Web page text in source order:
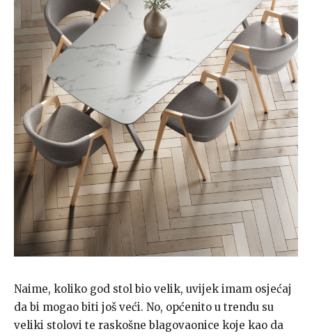
Naime, koliko god stol bio velik, uvijek imam osjećaj
da bi mogao biti još veći. No, općenito u trendu su
veliki stolovi te raskošne blagovaonice koje kao da